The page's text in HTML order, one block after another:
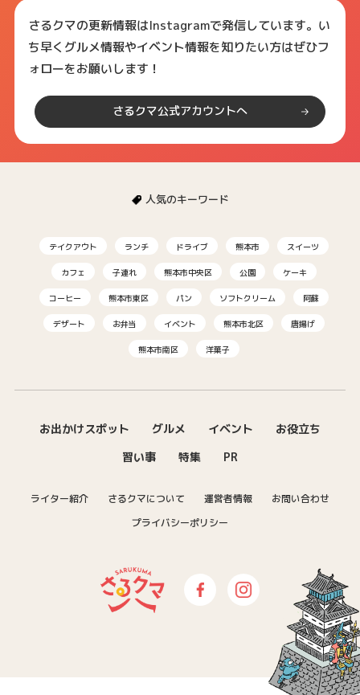
さるクマの更新情報はInstagramで発信しています。い
ち早くグルメ情報やイベント情報を知りたい方はぜひフ
ォローをお願いします！
さるクマ公式アカウントへ
人気のキーワード
テイクアウト ランチ ドライブ 熊本市 スイーツ
カフェ 子連れ 熊本市中央区 公園 ケーキ
コーヒー 熊本市東区 パン ソフトクリーム 阿蘇
デザート お弁当 イベント 熊本市北区 唐揚げ
熊本市南区 洋菓子
さるクマ-さるこう、熊本-｜熊本の
Facebook Instagram
お出かけスポット グルメ イベント
お役立ち
習い事
特集 PR
ライター紹介 さるクマについて 運営者情報
お問い合わせ
プライバシーポリシー